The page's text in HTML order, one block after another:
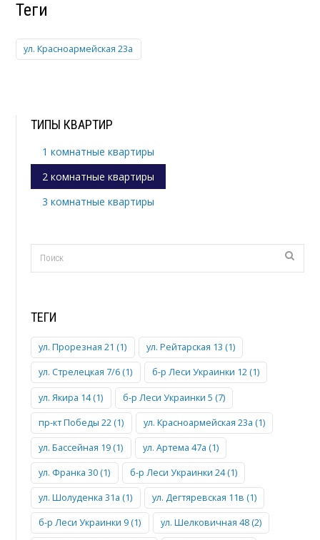
Теги
ул. Красноармейская 23а
ТИПЫ КВАРТИР
1 комнатные квартиры
2 комнатные квартиры
3 комнатные квартиры
ТЕГИ
ул. Прорезная 21 (1) ул. Рейтарская 13 (1)
ул. Стрелецкая 7/6 (1) б-р Леси Украинки 12 (1)
ул. Якира 14 (1) б-р Леси Украинки 5 (7)
пр-кт Победы 22 (1) ул. Красноармейская 23а (1)
ул. Бассейная 19 (1) ул. Артема 47а (1)
ул. Франка 30 (1) б-р Леси Украинки 24 (1)
ул. Шолуденка 31а (1) ул. Дегтяревская 11в (1)
б-р Леси Украинки 9 (1) ул. Шелковичная 48 (2)